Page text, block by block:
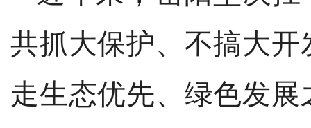
共抓大保护、不搞大
走生态优先、绿色发